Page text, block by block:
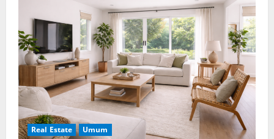
Real Estate Umum